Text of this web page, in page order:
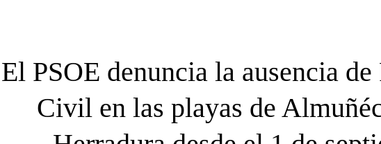
El PSOE denuncia la ausencia
Civil en las playas de